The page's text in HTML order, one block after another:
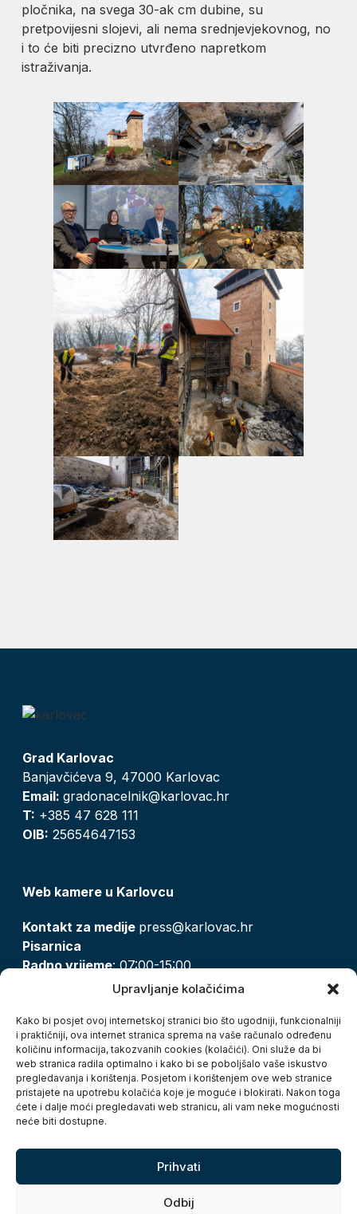
Upravljanje kolačićima
Kako bi posjet ovoj internetskoj stranici bio što ugodniji, funkcionalniji
i praktičniji, ova internet stranica sprema na vaše računalo određenu
količinu informacija, takozvanih cookies (kolačići). Oni služe da bi
web stranica radila optimalno i kako bi se poboljšalo vaše iskustvo
pregledavanja i korištenja. Posjetom i korištenjem ove web stranice
pristajete na upotrebu kolačića koje je moguće i blokirati. Nakon toga
ćete i dalje moći pregledavati web stranicu, ali vam neke mogućnosti
neće biti dostupne.
Prihvati
Odbij
pločnika, na svega 30-ak cm dubine, su
pretpovijesni slojevi, ali nema srednjevjekovnog, no
i to će biti precizno utvrđeno napretkom
istraživanja.
Grad Karlovac
Banjavčićeva 9, 47000 Karlovac
Email: gradonacelnik@karlovac.hr
T: +385 47 628 111
OIB: 25654647153
Web kamere u Karlovcu
Kontakt za medije press@karlovac.hr
Pisarnica
Radno vrijeme: 07:00-15:00
pisarnica@karlovac.hr
Zaštita osobnih podataka
Pristup informacijama
Kolačići
Izjava o pristupačnosti
Turistička zajednica grada Karlovca